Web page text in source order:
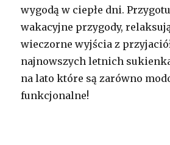
wygodą w ciepłe dni.
wakacyjne przygody,
wieczorne wyjścia z
najnowszych letnich
na lato które są zarówno
funkcjonalne!